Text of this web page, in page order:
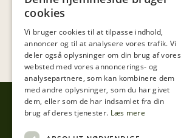
Tibberup Høkeren
cookies
Vi bruger cookies til at tilpasse indhold,
annoncer og til at analysere vores trafik. Vi
deler også oplysninger om din brug af vores
websted med vores annoncerings- og
analysepartnere, som kan kombinere dem
med andre oplysninger, som du har givet
dem, eller som de har indsamlet fra din
brug af deres tjenester. Læs mere